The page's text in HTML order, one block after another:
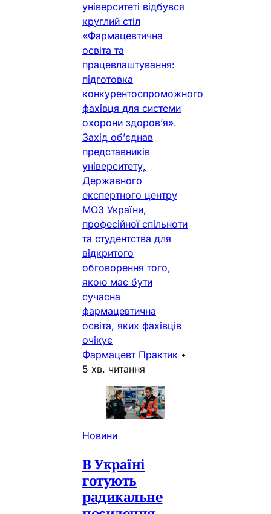
університеті відбувся
круглий стіл
«Фармацевтична
освіта та
працевлаштування:
підготовка
конкурентоспроможного
фахівця для системи
охорони здоров’я».
Захід об’єднав
представників
університету,
Державного
експертного центру
МОЗ України,
професійної спільноти
та студентства для
відкритого
обговорення того,
якою має бути
сучасна
фармацевтична
освіта, яких фахівців
очікує
Фармацевт Практик •
5 хв. читання
Новини
В Україні
готують
радикальне